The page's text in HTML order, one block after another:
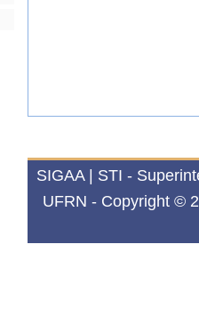
SIGAA | STI -
UFRN - Copyright ©